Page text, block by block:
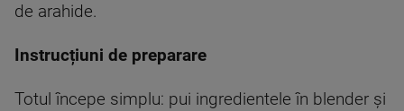
de arahide.
Instrucțiuni de preparare
Totul începe simplu: pui ingredientele în blender și